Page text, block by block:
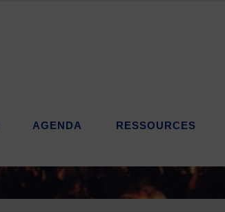
AGENDA RESSOURCES